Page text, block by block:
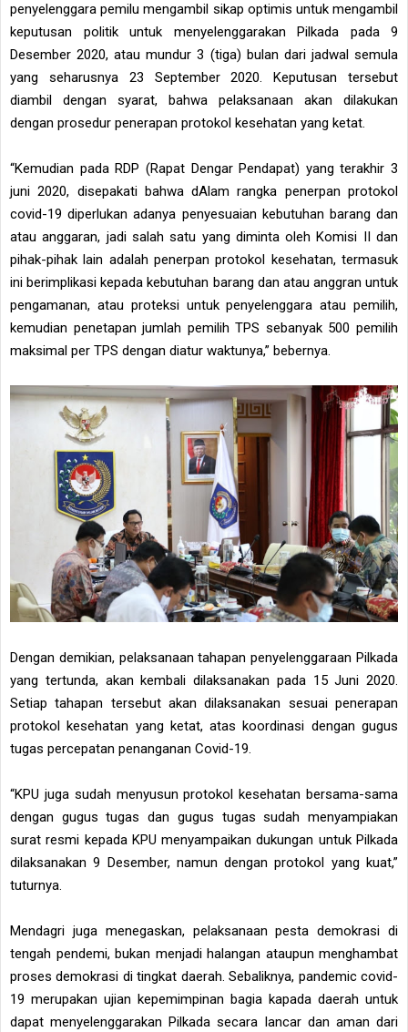
penyelenggara pemilu mengambil sikap optimis untuk mengambil
keputusan politik untuk menyelenggarakan Pilkada pada 9
Desember 2020, atau mundur 3 (tiga) bulan dari jadwal semula
yang seharusnya 23 September 2020. Keputusan tersebut
diambil dengan syarat, bahwa pelaksanaan akan dilakukan
dengan prosedur penerapan protokol kesehatan yang ketat.
“Kemudian pada RDP (Rapat Dengar Pendapat) yang terakhir 3
juni 2020, disepakati bahwa dAlam rangka penerpan protokol
covid-19 diperlukan adanya penyesuaian kebutuhan barang dan
atau anggaran, jadi salah satu yang diminta oleh Komisi II dan
pihak-pihak lain adalah penerpan protokol kesehatan, termasuk
ini berimplikasi kepada kebutuhan barang dan atau anggran untuk
pengamanan, atau proteksi untuk penyelenggara atau pemilih,
kemudian penetapan jumlah pemilih TPS sebanyak 500 pemilih
maksimal per TPS dengan diatur waktunya,” bebernya.
Dengan demikian, pelaksanaan tahapan penyelenggaraan Pilkada
yang tertunda, akan kembali dilaksanakan pada 15 Juni 2020.
Setiap tahapan tersebut akan dilaksanakan sesuai penerapan
protokol kesehatan yang ketat, atas koordinasi dengan gugus
tugas percepatan penanganan Covid-19.
“KPU juga sudah menyusun protokol kesehatan bersama-sama
dengan gugus tugas dan gugus tugas sudah menyampiakan
surat resmi kepada KPU menyampaikan dukungan untuk Pilkada
dilaksanakan 9 Desember, namun dengan protokol yang kuat,”
tuturnya.
Mendagri juga menegaskan, pelaksanaan pesta demokrasi di
tengah pendemi, bukan menjadi halangan ataupun menghambat
proses demokrasi di tingkat daerah. Sebaliknya, pandemic covid-
19 merupakan ujian kepemimpinan bagia kapada daerah untuk
dapat menyelenggarakan Pilkada secara lancar dan aman dari